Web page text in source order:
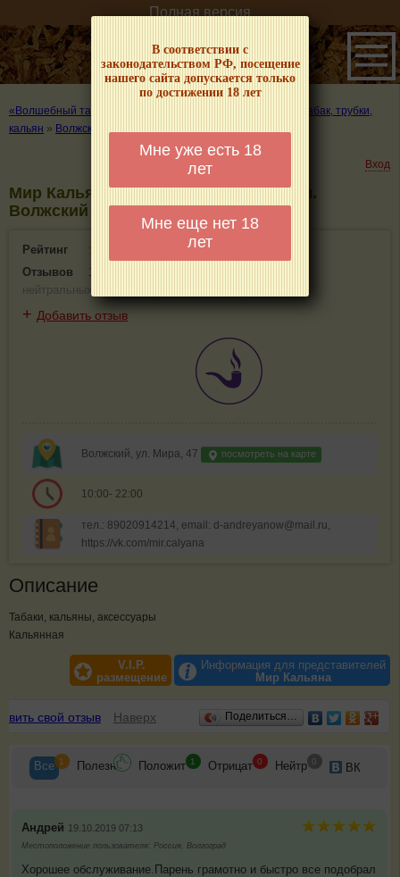
В соответствии с
законодательством РФ, посещение
нашего сайта допускается только
по достижении 18 лет
Мне уже есть 18
лет
Мне еще нет 18
лет
Полная версия
«Волшебный табачок» – о табаке и курении
Где купить табак, трубки,
кальян » Волжский
Вход
Мир Кальяна - информация и отзывы.
Волжский
Рейтинг
3.4(1)
Отзывов
1
нейтральных
+ Добавить отзыв
Волжский, ул. Мира, 47 посмотреть на карте
10:00- 22:00
тел.: 89020914214, email: d-andreyanow@mail.ru,
https://vk.com/mir.calyana
Описание
Табаки, кальяны, аксессуары
Кальянная
V.I.P.
размещение
Информация для представителей
Мир Кальяна
Отзывы
свой отзыв Наверх Поделиться…
Все 1 Полезн Положит 1 Отрицат 0 Нейтр 0 ВК
Андрей 19.10.2019 07:13
Местоположение пользователя: Россия, Волгоград
Хорошее обслуживание.Парень грамотно и быстро все подобрал